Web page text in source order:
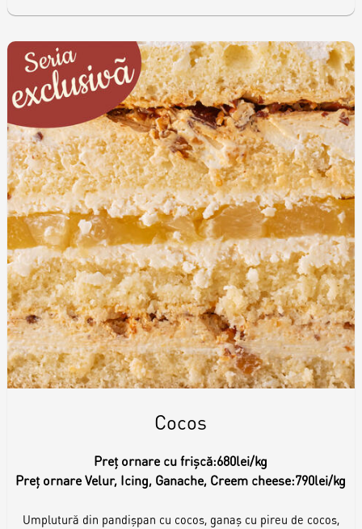
Cocos
Preț ornare cu frișcă:680lei/kg
Preț ornare Velur, Icing, Ganache, Creem cheese:790lei/kg
Umplutură din pandișpan cu cocos, ganaș cu pireu de cocos,